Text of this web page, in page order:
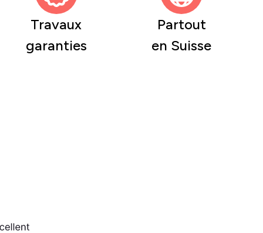
Travaux
garanties
Partout
en Suisse